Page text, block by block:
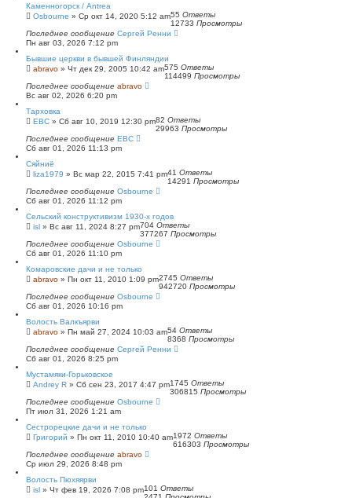
Каменногорск / Antrea
Osbourne » Ср окт 14, 2020 5:12 am55 Ответы
12733 Просмотры
Последнее сообщение Сергей Ренни
Пн авг 03, 2026 7:12 pm
Бывшие церкви в бывшей Финляндии
abravo » Чт дек 29, 2005 10:42 am575 Ответы
114499 Просмотры
Последнее сообщение abravo
Вс авг 02, 2026 6:20 pm
Тарховка
ЕВС » Сб авг 10, 2019 12:30 pm82 Ответы
29963 Просмотры
Последнее сообщение ЕВС
Сб авг 01, 2026 11:13 pm
Сяйниё
liza1979 » Вс мар 22, 2015 7:41 pm41 Ответы
14291 Просмотры
Последнее сообщение Osbourne
Сб авг 01, 2026 11:12 pm
Сельский конструктивизм 1930-х годов
isl » Вс авг 11, 2024 8:27 pm704 Ответы
377267 Просмотры
Последнее сообщение Osbourne
Сб авг 01, 2026 11:10 pm
Комаровские дачи и не только
abravo » Пн окт 11, 2010 1:09 pm2745 Ответы
942720 Просмотры
Последнее сообщение Osbourne
Сб авг 01, 2026 10:16 pm
Волость Валкъярви
abravo » Пн май 27, 2024 10:03 am54 Ответы
8368 Просмотры
Последнее сообщение Сергей Ренни
Сб авг 01, 2026 8:25 pm
Мустамяки-Горьковское
Andrey R » Сб сен 23, 2017 4:47 pm1745 Ответы
306815 Просмотры
Последнее сообщение Osbourne
Пт июл 31, 2026 1:21 am
Сестрорецкие дачи и не только
Григорий » Пн окт 11, 2010 10:40 am1972 Ответы
616303 Просмотры
Последнее сообщение abravo
Ср июл 29, 2026 8:48 pm
Волость Пюхяярви
isl » Чт фев 19, 2026 7:08 pm101 Ответы